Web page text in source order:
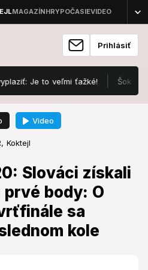
Prihlásiť
veľmi ťažké! Šokujúca
Video
Koktejl
Slováci získali
body: O
sa
kole
2022 o 06:52
Slováci získali
body: O
sa
kole
rokov zvíťazili vo svojom
Edmontone nad